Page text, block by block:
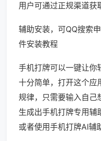
用户可通过正规渠道获
辅助安装，可QQ搜索
件安装教程
手机打牌可以一键让你
十分简单，打开这个应
规律，只需要输入自己
生成出手机打牌专用辅
或者使用手机打牌AI辅